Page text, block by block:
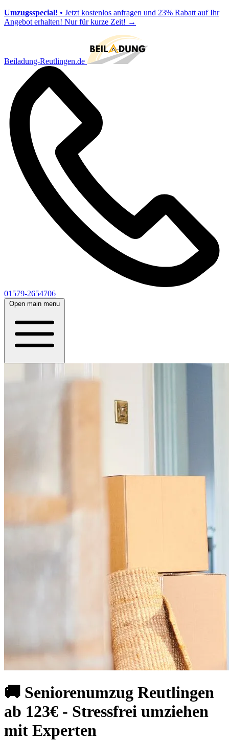
Umzugsspecial! • Jetzt kostenlos anfragen und 23% Rabatt auf Ihr
Angebot erhalten! Nur für kurze Zeit! →
Beiladung-Reutlingen.de
01579-2654706
Open main menu
🚚 Seniorenumzug Reutlingen
ab 123€ - Stressfrei umziehen
mit Experten